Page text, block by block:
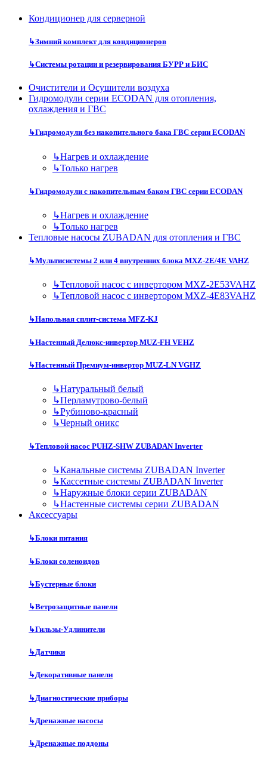
Кондиционер для серверной
↳Зимний комплект для кондиционеров
↳Системы ротации и резервирования БУРР и БИС
Очистители и Осушители воздуха
Гидромодули серии ECODAN для отопления,
охлаждения и ГВС
↳Гидромодули без накопительного бака ГВС серии ECODAN
↳Нагрев и охлаждение
↳Только нагрев
↳Гидромодули с накопительным баком ГВС серии ECODAN
↳Нагрев и охлаждение
↳Только нагрев
Тепловые насосы ZUBADAN для отопления и ГВС
↳Мультисистемы 2 или 4 внутренних блока MXZ-2E/4E VAHZ
↳Тепловой насос с инвертором MXZ-2E53VAHZ
↳Тепловой насос с инвертором MXZ-4E83VAHZ
↳Напольная сплит-система MFZ-KJ
↳Настенный Делюкс-инвертор MUZ-FH VEHZ
↳Настенный Премиум-инвертор MUZ-LN VGHZ
↳Натуральный белый
↳Перламутрово-белый
↳Рубиново-красный
↳Черный оникс
↳Тепловой насос PUHZ-SHW ZUBADAN Inverter
↳Канальные системы ZUBADAN Inverter
↳Кассетные системы ZUBADAN Inverter
↳Наружные блоки серии ZUBADAN
↳Настенные системы серии ZUBADAN
Аксесcуары
↳Блоки питания
↳Блоки соленоидов
↳Бустерные блоки
↳Ветрозащитные панели
↳Гильзы-Удлинители
↳Датчики
↳Декоративные панели
↳Диагностические приборы
↳Дренажные насосы
↳Дренажные поддоны